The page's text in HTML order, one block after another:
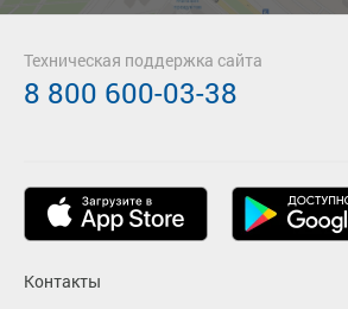
Контакты
Техническая поддержка сайта
8 800 600-03-38